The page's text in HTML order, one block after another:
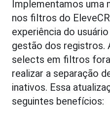
Implementamos uma
nos filtros do
experiência do
gestão dos registros.
selects em filtros
realizar a separação
inativos. Essa
seguintes benefícios: